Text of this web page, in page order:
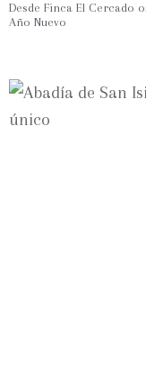
Desde Finca El Cercado
Año Nuevo